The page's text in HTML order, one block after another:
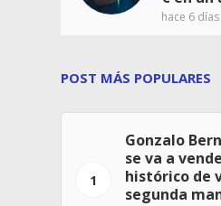
hace 6 días
POST MÁS POPULARES
1
Gonzalo
se va a
histórico de
segunda